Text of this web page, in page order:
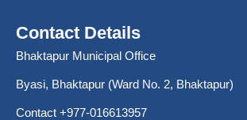
Contact Details
Bhaktapur Municipal Office
Byasi, Bhaktapur (Ward No. 2, Bhaktapur)
Contact +977-016613957